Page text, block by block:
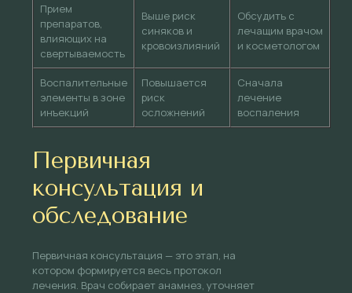
Прием
препаратов,
влияющих на
свертываемость
Выше риск
синяков и
кровоизлияний
Обсудить с
лечащим врачом
и косметологом
Воспалительные
элементы в зоне
инъекций
Повышается
риск
осложнений
Сначала
лечение
воспаления
Первичная
консультация и
обследование
Первичная консультация — это этап, на
котором формируется весь протокол
лечения. Врач собирает анамнез, уточняет